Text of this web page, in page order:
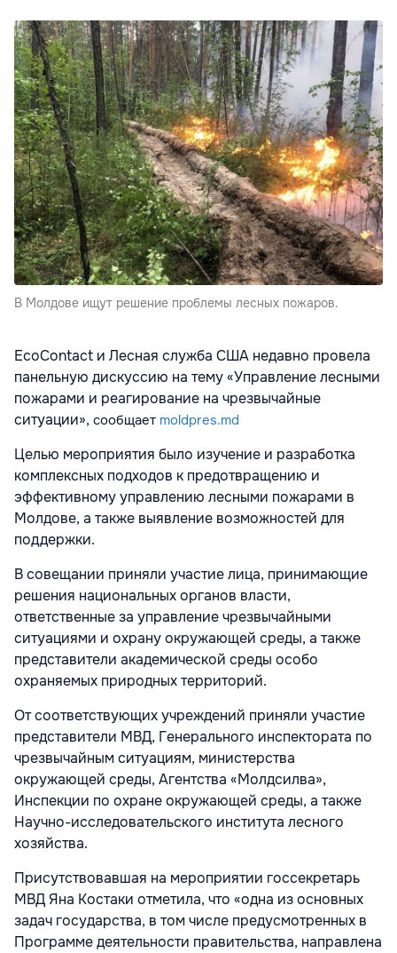
В Молдове ищут решение проблемы лесных пожаров.
EcoContact и Лесная служба США недавно провела
панельную дискуссию на тему «Управление лесными
пожарами и реагирование на чрезвычайные
ситуации», сообщает moldpres.md
Целью мероприятия было изучение и разработка
комплексных подходов к предотвращению и
эффективному управлению лесными пожарами в
Молдове, а также выявление возможностей для
поддержки.
В совещании приняли участие лица, принимающие
решения национальных органов власти,
ответственные за управление чрезвычайными
ситуациями и охрану окружающей среды, а также
представители академической среды особо
охраняемых природных территорий.
От соответствующих учреждений приняли участие
представители МВД, Генерального инспектората по
чрезвычайным ситуациям, министерства
окружающей среды, Агентства «Молдсилва»,
Инспекции по охране окружающей среды, а также
Научно-исследовательского института лесного
хозяйства.
Присутствовавшая на мероприятии госсекретарь
МВД Яна Костаки отметила, что «одна из основных
задач государства, в том числе предусмотренных в
Программе деятельности правительства, направлена